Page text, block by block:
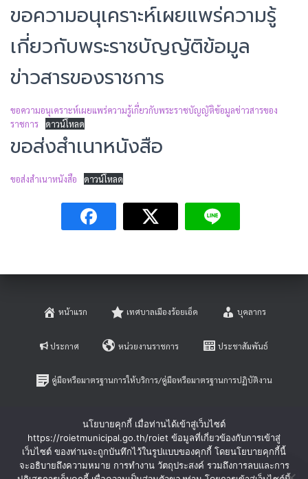
ขอความอนุเคราะห์เผยแพร่ความรู้
เกี่ยวกับพระราชบัญญัติข้อมูล
ข่าวสารของราชการ
ขอความอนุเคราะห์เผยแพร่ความรู้เกี่ยวกับพระราชบัญญัติข้อมูลข่าวสารของ
ราชการ
ดาวน์โหลด
ขอส่งสำเนาหนังสือ
ขอส่งสำเนาหนังสือ ดาวน์โหลด
หน้าแรก เทศบาลเมืองร้อยเอ็ด บุคลากร
ประกาศ หน่วยงานราชการ ประชาสัมพันธ์
คู่มือหรือมาตรฐานการให้บริการ/คู่มือหรือมาตรฐานการปฏิบัติงาน
หลักเกณฑ์การบริหารและพัฒนาทรัพยากรบุคคล
นโยบายคุกกี้ เมื่อท่านได้เข้าสู่เว็บไซต์
https://roietmunicipal.go.th/roiet ข้อมูลที่เกี่ยวข้องกับการเข้าสู่
เว็บไซต์ ของท่านจะถูกบันทึกไว้ในรูปแบบของคุกกี้ โดยนโยบายคุกกี้นี้
จะอธิบายถึงความหมาย การทำงาน วัตถุประสงค์ รวมถึงการลบและการ